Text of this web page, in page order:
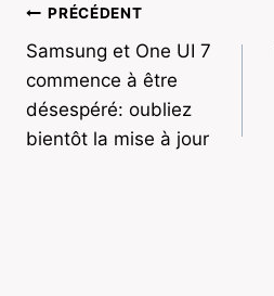
Navigation
de
l’article
PRÉCÉDENT
Samsung et One UI 7
commence à être
désespéré: oubliez
bientôt la mise à jour